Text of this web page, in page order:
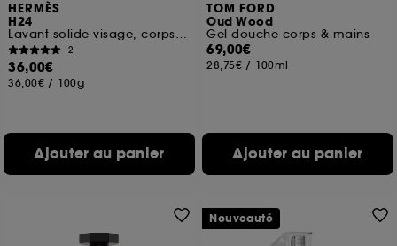
HERMÈS
H24
Lavant solide visage, corps et cheveux
2
36,00€
36,00€ / 100g
Ajouter au panier
TOM FORD
Oud Wood
Gel douche corps & mains
69,00€
28,75€ / 100ml
Ajouter au panier
Nouveauté